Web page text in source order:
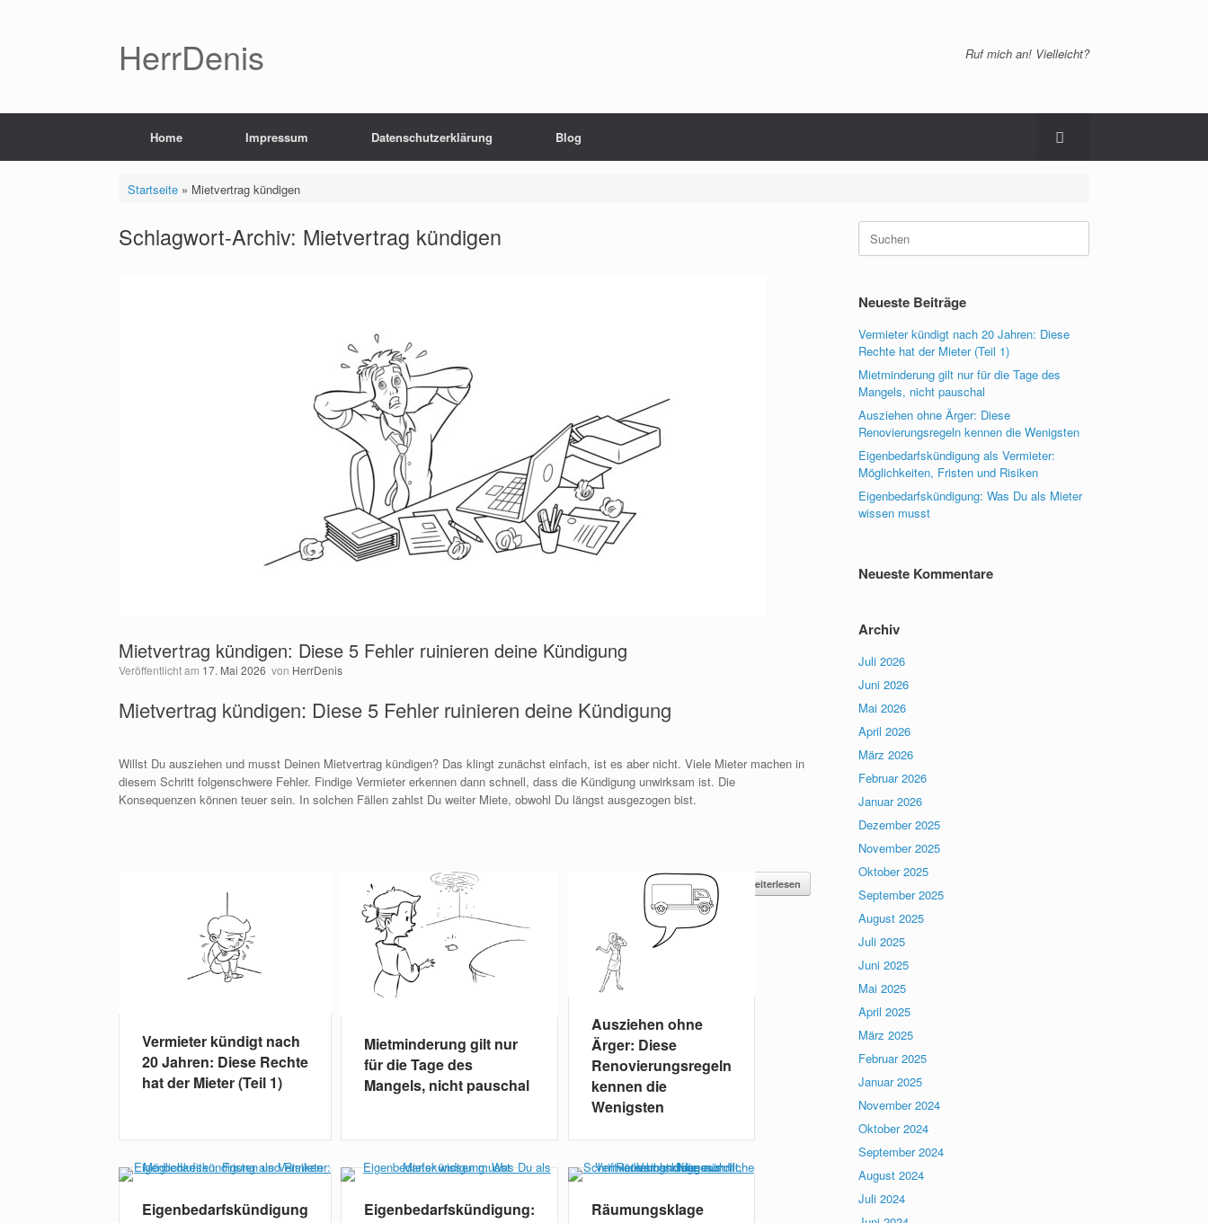
HerrDenis Ruf mich an! Vielleicht?
Home Impressum Datenschutzerklärung Blog
Startseite» Mietvertrag kündigen
Schlagwort-Archiv: Mietvertrag kündigen
Mietvertrag kündigen: Diese 5 Fehler ruinieren deine Kündigung
Veröffentlicht am 17. Mai 2026 von HerrDenis
Mietvertrag kündigen: Diese 5 Fehler ruinieren deine Kündigung
Willst Du ausziehen und musst Deinen Mietvertrag kündigen? Das klingt zunächst einfach, ist es aber nicht. Viele Mieter machen in
diesem Schritt folgenschwere Fehler. Findige Vermieter erkennen dann schnell, dass die Kündigung unwirksam ist. Die
Konsequenzen können teuer sein. In solchen Fällen zahlst Du weiter Miete, obwohl Du längst ausgezogen bist.
Weiterlesen
Vermieter kündigt nach
20 Jahren: Diese Rechte
hat der Mieter (Teil 1)
Mietminderung gilt nur
für die Tage des
Mangels, nicht pauschal
Ausziehen ohne
Ärger: Diese
Renovierungsregeln
kennen die
Wenigsten
Eigenbedarfskündigung
Eigenbedarfskündigung:
Räumungsklage
Suchen
nach:
Neueste Beiträge
Vermieter kündigt nach 20 Jahren: Diese
Rechte hat der Mieter (Teil 1)
Mietminderung gilt nur für die Tage des
Mangels, nicht pauschal
Ausziehen ohne Ärger: Diese
Renovierungsregeln kennen die Wenigsten
Eigenbedarfskündigung als Vermieter:
Möglichkeiten, Fristen und Risiken
Eigenbedarfskündigung: Was Du als Mieter
wissen musst
Neueste Kommentare
Archiv
Juli 2026
Juni 2026
Mai 2026
April 2026
März 2026
Februar 2026
Januar 2026
Dezember 2025
November 2025
Oktober 2025
September 2025
August 2025
Juli 2025
Juni 2025
Mai 2025
April 2025
März 2025
Februar 2025
Januar 2025
November 2024
Oktober 2024
September 2024
August 2024
Juli 2024